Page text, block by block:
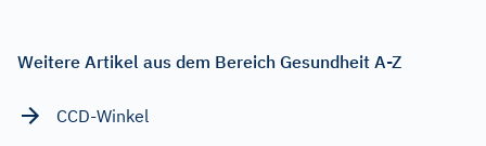
Weitere Artikel aus dem Bereich Gesundheit A-Z
CCD-Winkel